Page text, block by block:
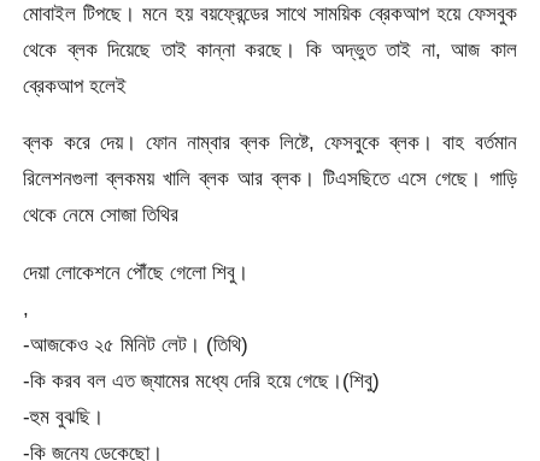
মোবাইল টিপছে। মনে হয় বয়ফ্রেন্ডের সাথে সাময়িক ব্রেকআপ হয়ে ফেসবুক
থেকে ব্লক দিয়েছে তাই কান্না করছে। কি অদ্ভুত তাই না, আজ কাল
ব্রেকআপ হলেই
ব্লক করে দেয়। ফোন নাম্বার ব্লক লিষ্টে, ফেসবুকে ব্লক। বাহ বর্তমান
রিলেশনগুলা ব্লকময় খালি ব্লক আর ব্লক। টিএসছিতে এসে গেছে। গাড়ি
থেকে নেমে সোজা তিথির
দেয়া লোকেশনে পৌঁছে গেলো শিবু।
,
-আজকেও ২৫ মিনিট লেট। (তিথি)
-কি করব বল এত জ্যামের মধ্যে দেরি হয়ে গেছে।(শিবু)
-হুম বুঝছি।
-কি জন্যে ডেকেছো।